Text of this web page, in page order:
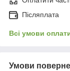
Післяплата
Всі умови
Умови